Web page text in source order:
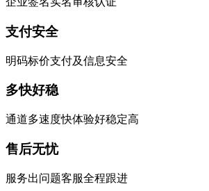
支付安全
明码标价支付及信息安全
多快好稳
通道多速度快体验好稳定高
售后无忧
服务出问题客服全程跟进